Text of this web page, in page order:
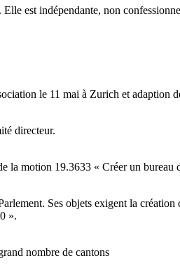
est indépendante, non
le 11 mai à Zurich et adaption
directeur.
la motion 19.3633 « Créer un
Ses objets exigent la
».
nombre de cantons